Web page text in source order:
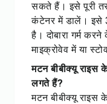
सकते हैं। इसे पूरी
कंटेनर में डालें। इसे
है। दोबारा गर्म
माइक्रोवेव में या
मटन बीबीक्यू
लगते हैं?
मटन बीबीक्यू राइस